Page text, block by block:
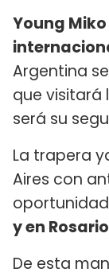
Young
Argentina
que visitará
será su
La trapera
Aires con
y en Rosario
De esta